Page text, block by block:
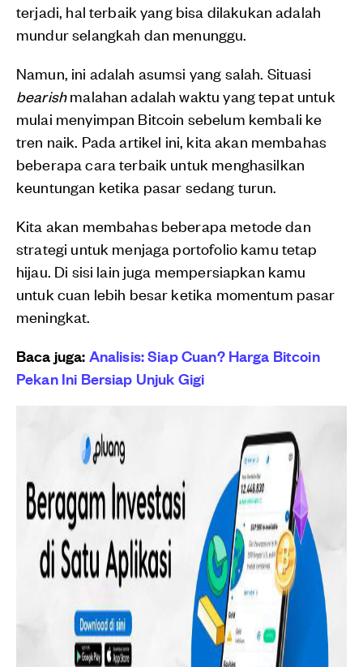
terjadi, hal terbaik yang bisa dilakukan adalah
mundur selangkah dan menunggu.
Namun, ini adalah asumsi yang salah. Situasi
bearishmalahan adalah waktu yang tepat untuk
mulai menyimpan Bitcoin sebelum kembali ke
tren naik. Pada artikel ini, kita akan membahas
beberapa cara terbaik untuk menghasilkan
keuntungan ketika pasar sedang turun.
Kita akan membahas beberapa metode dan
strategi untuk menjaga portofolio kamu tetap
hijau. Di sisi lain juga mempersiapkan kamu
untuk cuan lebih besar ketika momentum pasar
meningkat.
Baca juga:Analisis: Siap Cuan? Harga Bitcoin
Pekan Ini Bersiap Unjuk Gigi